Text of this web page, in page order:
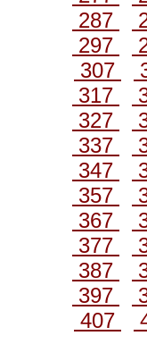
287
297
307
317
327
337
347
357
367
377
387
397
407